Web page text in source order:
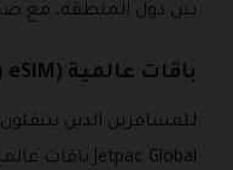
بين دول المنطقة، مع
باقات عالمية (Global Roaming eSIM)
للمسافرين الذين